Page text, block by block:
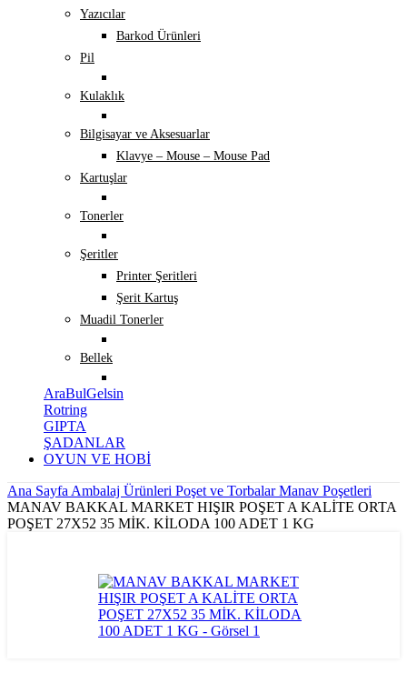
Yazıcılar
Barkod Ürünleri
Pil
Kulaklık
Bilgisayar ve Aksesuarlar
Klavye – Mouse – Mouse Pad
Kartuşlar
Tonerler
Şeritler
Printer Şeritleri
Şerit Kartuş
Muadil Tonerler
Bellek
AraBulGelsin
Rotring
GIPTA
ŞADANLAR
OYUN VE HOBİ
Ana Sayfa Ambalaj Ürünleri Poşet ve TorbalarManav Poşetleri
MANAV BAKKAL MARKET HIŞIR POŞET A KALİTE ORTA
POŞET 27X52 35 MİK. KİLODA 100 ADET 1 KG